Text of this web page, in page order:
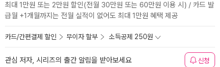
최대 1만원 또는 2만원 할인(전월 30만원 또는 60만원 이용 시) / 카드 발
급월 +1개월까지는 전월 실적이 없어도 최대 1만원 혜택 제공
카드/간편결제 할인 무이자 할부 소득공제 250원
관심 저자, 시리즈의 출간 알림을 받아보세요 신청